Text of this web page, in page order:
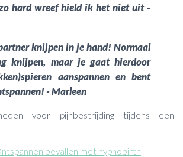
hard wreef hield ik het niet uit -
knijpen in je hand! Normaal
knijpen, maar je gaat hierdoor
aanspannen en bent
- Marleen
voor pijnbestrijding tijdens een
bevallen met hypnobirth